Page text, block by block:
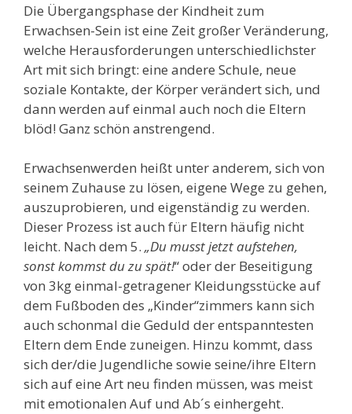
Die Übergangsphase der Kindheit zum
Erwachsen-Sein ist eine Zeit großer Veränderung,
welche Herausforderungen unterschiedlichster
Art mit sich bringt: eine andere Schule, neue
soziale Kontakte, der Körper verändert sich, und
dann werden auf einmal auch noch die Eltern
blöd! Ganz schön anstrengend.
Erwachsenwerden heißt unter anderem, sich von
seinem Zuhause zu lösen, eigene Wege zu gehen,
auszuprobieren, und eigenständig zu werden.
Dieser Prozess ist auch für Eltern häufig nicht
leicht. Nach dem 5. „Du musst jetzt aufstehen,
sonst kommst du zu spät!“ oder der Beseitigung
von 3kg einmal-getragener Kleidungsstücke auf
dem Fußboden des „Kinder“zimmers kann sich
auch schonmal die Geduld der entspanntesten
Eltern dem Ende zuneigen. Hinzu kommt, dass
sich der/die Jugendliche sowie seine/ihre Eltern
sich auf eine Art neu finden müssen, was meist
mit emotionalen Auf und Ab´s einhergeht.